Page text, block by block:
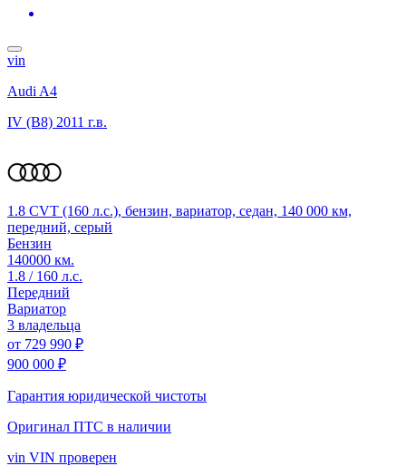
vin
Audi A4
IV (B8) 2011 г.в.
1.8 CVT (160 л.с.), бензин, вариатор, седан, 140 000 км,
передний, серый
Бензин
140000 км.
1.8 / 160 л.с.
Передний
Вариатор
3 владельца
от 729 990 ₽
900 000 ₽
Гарантия юридической чистоты
Оригинал ПТС в наличии
vin VIN проверен